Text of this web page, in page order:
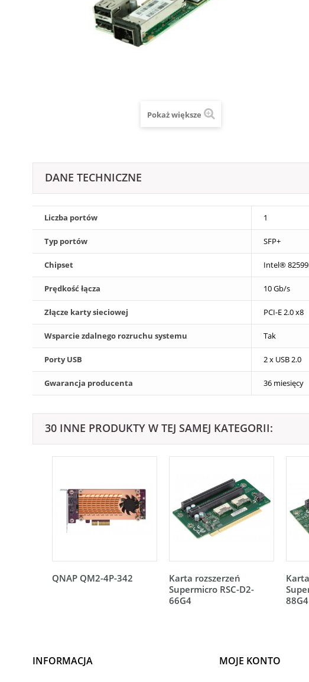
Pokaż większe
DANE TECHNICZNE
Liczba portów 1
Typ portów SFP+
Chipset Intel®
Prędkość łącza 10 Gb/s
Złącze karty sieciowej PCI-E 2.0 x8
Wsparcie zdalnego rozruchu systemu Tak
Porty USB 2 x USB 2.0
Gwarancja producenta 36 miesięcy
30 INNE PRODUKTY W TEJ SAMEJ KATEGORII:
QNAP QM2-4P-342
Karta rozszerzeń
Supermicro RSC-D2-
66G4
88G4
INFORMACJA MOJE KONTO